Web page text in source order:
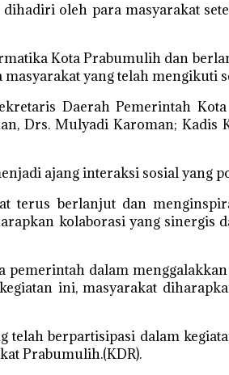
oleh para masyarakat
Kota Prabumulih dan
yang telah mengikuti
Daerah Pemerintah
Drs. Mulyadi Karoman; Kadis
ajang interaksi sosial yang
terus berlanjut dan
kolaborasi yang
dalam
ini, masyarakat
berpartisipasi dalam
Prabumulih.(KDR).